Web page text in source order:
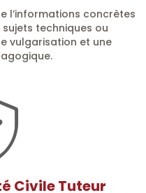
l’informations concrètes
techniques ou
vulgarisation et une
Civile Tuteur